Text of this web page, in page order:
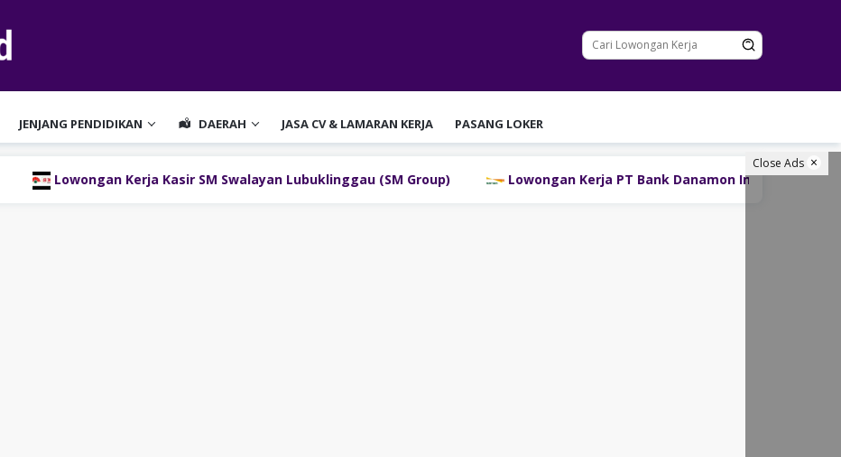
JENJANG PENDIDIKAN DAERAH JASA CV & LAMARAN KERJA PASANG LOKER
Close Ads
Lowongan Kerja Kasir SM Swalayan Lubuklinggau (SM Group) Lowongan Kerja PT Bank Danamon Indonesia Tbk Terbaru